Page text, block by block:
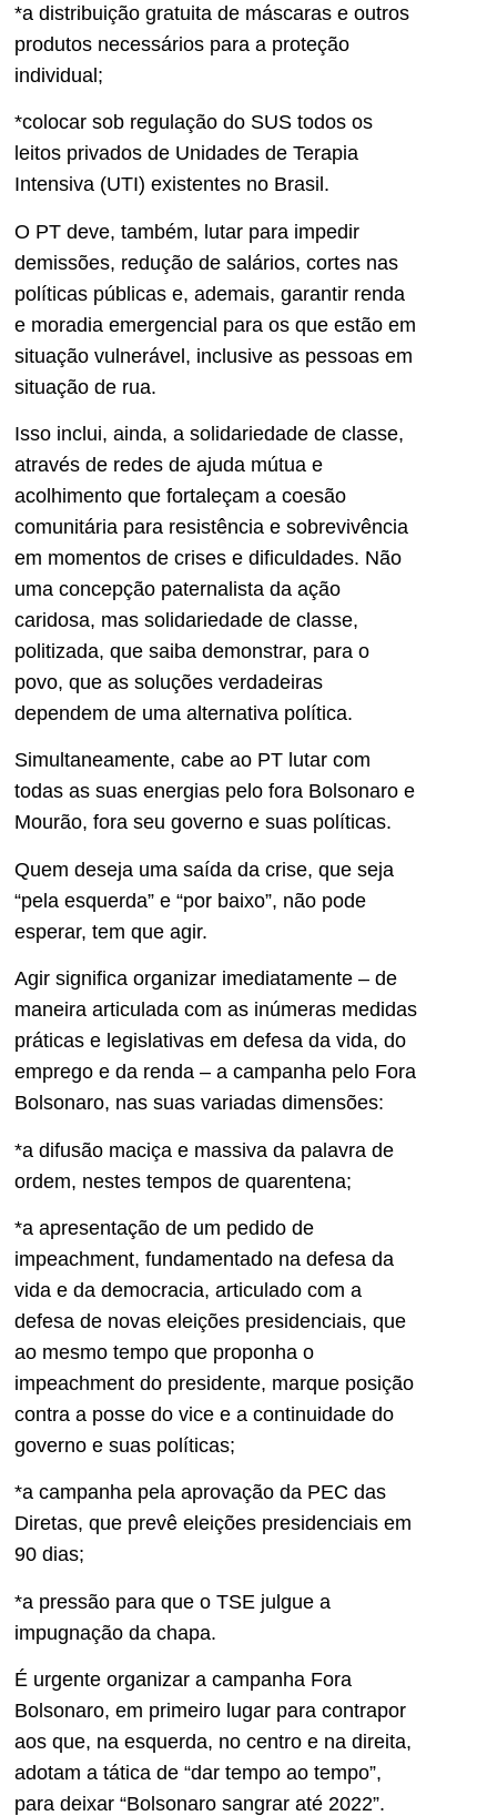
*a distribuição gratuita de máscaras e outros
produtos necessários para a proteção
individual;
*colocar sob regulação do SUS todos os
leitos privados de Unidades de Terapia
Intensiva (UTI) existentes no Brasil.
O PT deve, também, lutar para impedir
demissões, redução de salários, cortes nas
políticas públicas e, ademais, garantir renda
e moradia emergencial para os que estão em
situação vulnerável, inclusive as pessoas em
situação de rua.
Isso inclui, ainda, a solidariedade de classe,
através de redes de ajuda mútua e
acolhimento que fortaleçam a coesão
comunitária para resistência e sobrevivência
em momentos de crises e dificuldades. Não
uma concepção paternalista da ação
caridosa, mas solidariedade de classe,
politizada, que saiba demonstrar, para o
povo, que as soluções verdadeiras
dependem de uma alternativa política.
Simultaneamente, cabe ao PT lutar com
todas as suas energias pelo fora Bolsonaro e
Mourão, fora seu governo e suas políticas.
Quem deseja uma saída da crise, que seja
“pela esquerda” e “por baixo”, não pode
esperar, tem que agir.
Agir significa organizar imediatamente – de
maneira articulada com as inúmeras medidas
práticas e legislativas em defesa da vida, do
emprego e da renda – a campanha pelo Fora
Bolsonaro, nas suas variadas dimensões:
*a difusão maciça e massiva da palavra de
ordem, nestes tempos de quarentena;
*a apresentação de um pedido de
impeachment, fundamentado na defesa da
vida e da democracia, articulado com a
defesa de novas eleições presidenciais, que
ao mesmo tempo que proponha o
impeachment do presidente, marque posição
contra a posse do vice e a continuidade do
governo e suas políticas;
*a campanha pela aprovação da PEC das
Diretas, que prevê eleições presidenciais em
90 dias;
*a pressão para que o TSE julgue a
impugnação da chapa.
É urgente organizar a campanha Fora
Bolsonaro, em primeiro lugar para contrapor
aos que, na esquerda, no centro e na direita,
adotam a tática de “dar tempo ao tempo”,
para deixar “Bolsonaro sangrar até 2022”.